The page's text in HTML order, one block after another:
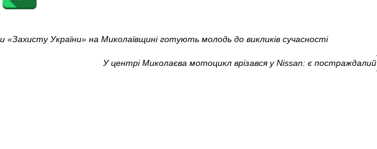
України» на Миколаївщині готують молодь до викликів сучасності
У центрі Миколаєва мотоцикл врізався у Nissan: є постраждалий